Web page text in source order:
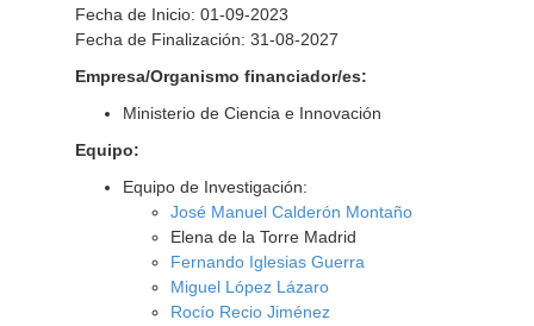
Fecha de Inicio: 01-09-2023
Fecha de Finalización: 31-08-2027
Empresa/Organismo financiador/es:
Ministerio de Ciencia e Innovación
Equipo:
Equipo de Investigación:
José Manuel Calderón Montaño
Elena de la Torre Madrid
Fernando Iglesias Guerra
Miguel López Lázaro
Rocío Recio Jiménez